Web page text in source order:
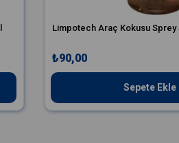
Limpotech Araç Kokusu Sprey
₺90,00
Sepete Ekle